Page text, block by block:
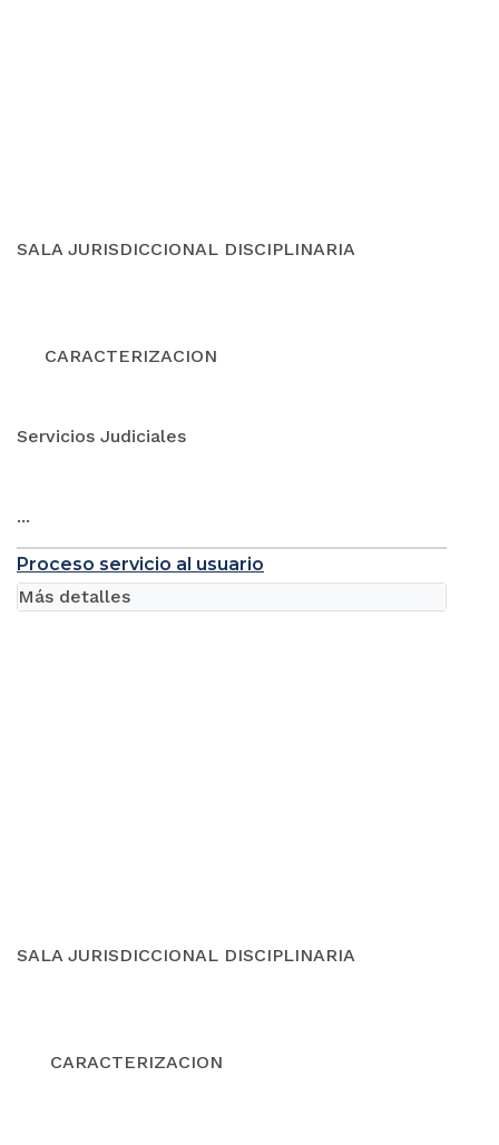
SALA JURISDICCIONAL DISCIPLINARIA
CARACTERIZACION
Servicios Judiciales
...
Proceso servicio al usuario
SALA JURISDICCIONAL DISCIPLINARIA
CARACTERIZACION
Más detalles